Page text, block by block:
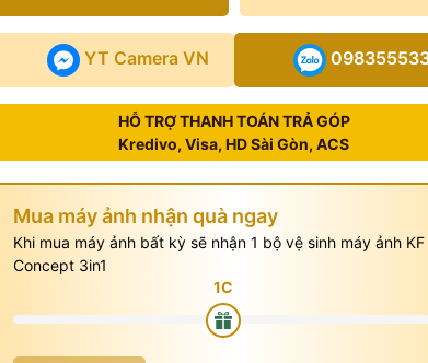
YT Camera VN
HỖ TRỢ THANH TOÁN TRẢ GÓP
Kredivo, Visa, HD Sài Gòn, ACS
Mua máy ảnh nhận quà ngay
Khi mua máy ảnh bất kỳ sẽ nhận 1 bộ vệ sinh máy ảnh KF
Concept 3in1